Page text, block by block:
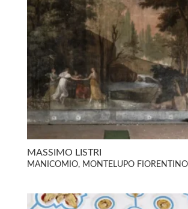
MASSIMO LISTRI
MANICOMIO, MONTELUPO